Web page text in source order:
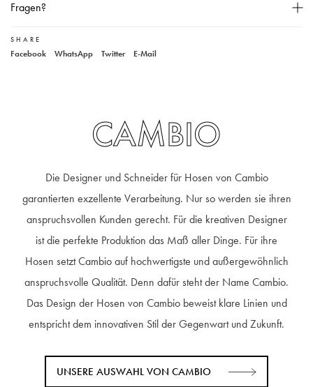
Gerade geschnitten,
Knopf- und Reißverschluss,
Fragen?
Unser Kundenservice
SHARE
Facebook WhatsApp Twitter E-Mail
CAMBIO
Die Designer und Schneider für Hosen von Cambio
garantierten exzellente Verarbeitung. Nur so werden sie ihren
anspruchsvollen Kunden gerecht. Für die kreativen Designer
ist die perfekte Produktion das Maß aller Dinge. Für ihre
Hosen setzt Cambio auf hochwertigste und außergewöhnlich
anspruchsvolle Qualität. Denn dafür steht der Name Cambio.
Das Design der Hosen von Cambio beweist klare Linien und
entspricht dem innovativen Stil der Gegenwart und Zukunft.
UNSERE AUSWAHL VON CAMBIO